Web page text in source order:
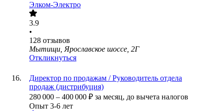
Элком-Электро
3.9
•
128 отзывов
Мытищи, Ярославское шоссе, 2Г
Откликнуться
Директор по продажам / Руководитель отдела
продаж (дистрибуция)
280 000 – 400 000 ₽ за месяц, до вычета налогов
Опыт 3-6 лет